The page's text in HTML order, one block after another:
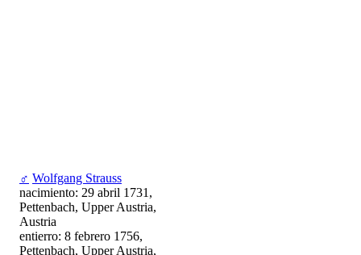
♂ Wolfgang Strauss
nacimiento: 29 abril 1731,
Pettenbach, Upper Austria,
Austria
entierro: 8 febrero 1756,
Pettenbach, Upper Austria,